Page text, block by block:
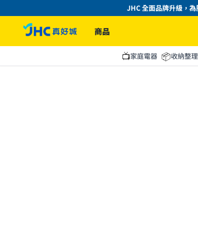
JHC 全面品牌升級，為
商品
📺家庭電器 📦收納整理